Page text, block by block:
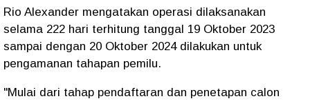
Rio Alexander mengatakan operasi dilaksanakan
selama 222 hari terhitung tanggal 19 Oktober 2023
sampai dengan 20 Oktober 2024 dilakukan untuk
pengamanan tahapan pemilu.
"Mulai dari tahap pendaftaran dan penetapan calon